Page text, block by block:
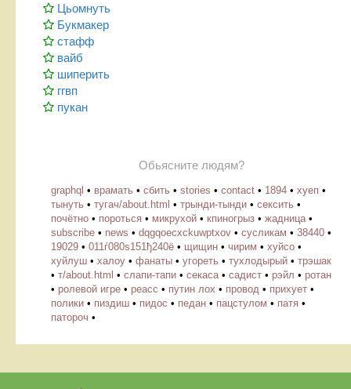
Цьомнуть
Букмакер
стафф
вайб
шиперить
ггвп
пукан
Обьясните людям?
graphql • врамать • сбить • stories • contact • 1894 • хуеп •
тынуть • тугач/about.html • трынди-тынди • сексить •
почётно • пороться • микрухой • кпиногрыз • жадница •
subscribe • news • dqgqoecxckuwptxov • cусликам • 38440 •
19029 • 011ѓ080ѕ151ђ240ё • щищин • чирим • хуйсо •
хуйлуш • халоу • фанаты • угореть • тухлодырый • трэшак
• т/about.html • слапи-тапи • секаса • садист • рэйл • ротан
• ролевой игре • реасс • путин лох • провод • прихует •
полики • пиздиш • пидос • педан • пацстулом • патя •
патороч •